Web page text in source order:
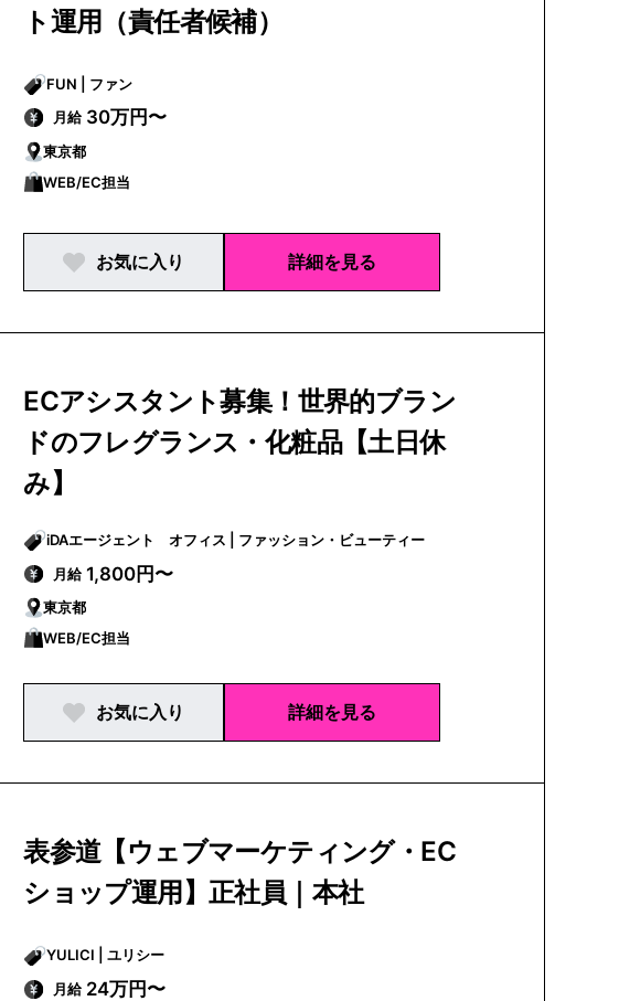
ト運用（責任者候補）
FUN | ファン
月給 30万円〜
東京都
WEB/EC担当
お気に入り 詳細を見る
ECアシスタント募集！世界的ブラン
ドのフレグランス・化粧品【土日休
み】
iDAエージェント オフィス | ファッション・ビューティー
月給 1,800円〜
東京都
WEB/EC担当
お気に入り 詳細を見る
表参道【ウェブマーケティング・EC
ショップ運用】正社員｜本社
YULICI | ユリシー
月給 24万円〜